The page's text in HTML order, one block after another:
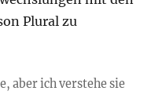
Plural zu
aber ich verstehe sie